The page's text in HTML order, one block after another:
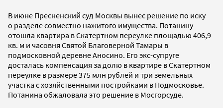
В июне Пресненский суд Москвы вынес решение по иску
о разделе совместно нажитого имущества. Потанину
отошла квартира в Скатертном переулке площадью 406,9
кв. м и часовня Святой Благоверной Тамары в
подмосковной деревне Аносино. Его экс-супруге
досталась компенсация за долю в квартире в Скатертном
переулке в размере 375 млн рублей и три земельных
участка с хозяйственными постройками в Подмосковье.
Потанина обжаловала это решение в Мосгорсуде.